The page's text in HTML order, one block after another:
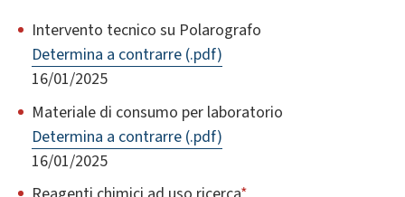
Intervento tecnico su Polarografo
Determina a contrarre (.pdf)
16/01/2025
Materiale di consumo per laboratorio
Determina a contrarre (.pdf)
16/01/2025